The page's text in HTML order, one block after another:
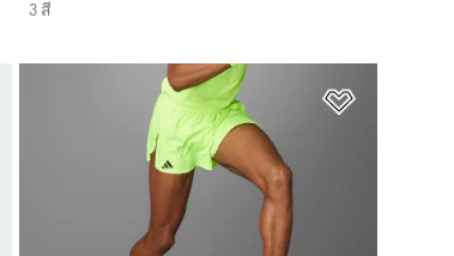
3 สี
เพิ่มไปยังรายการสินค้าโปรด